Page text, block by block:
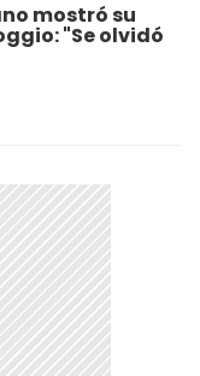
mostró su
"Se olvidó